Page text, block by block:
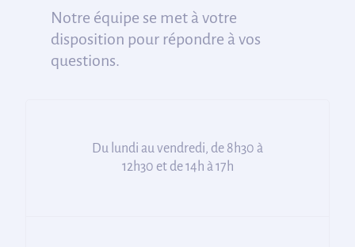
Notre équipe se met à votre
disposition pour répondre à vos
questions.
Du lundi au vendredi, de 8h30 à
12h30 et de 14h à 17h